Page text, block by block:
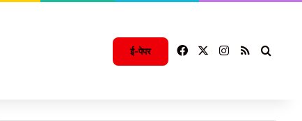
ई-पेपर FacebookInstagram
RSS